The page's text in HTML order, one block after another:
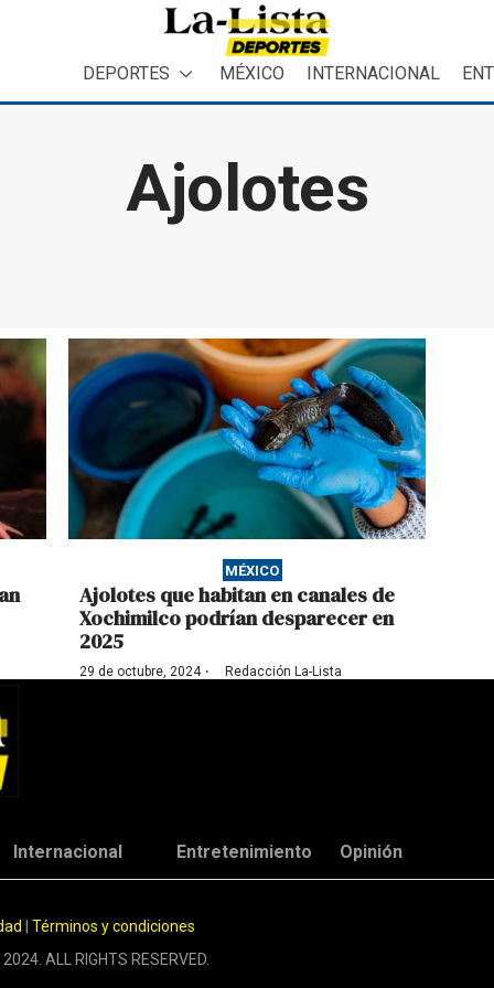
DEPORTES MÉXICO INTERNACIONAL
Ajolotes
MÉXICO
Ajolotes que habitan en canales de
Xochimilco podrían desparecer en
2025
29 de octubre, 2024· Redacción La-Lista
Internacional Entretenimiento Opinión
Términos y condiciones
ALL RIGHTS RESERVED.